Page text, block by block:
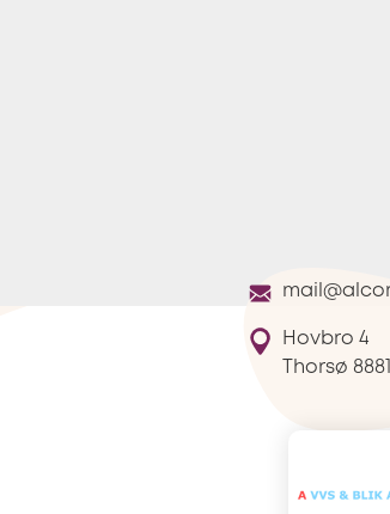
Hovbro 4
Thorsø 8881